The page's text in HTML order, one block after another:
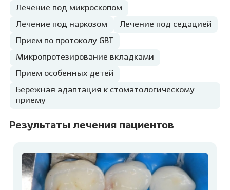
Лечение под микроскопом
Лечение под наркозом Лечение под седацией
Прием по протоколу GBT
Микропротезирование вкладками
Прием особенных детей
Бережная адаптация к стоматологическому
приему
Результаты лечения пациентов